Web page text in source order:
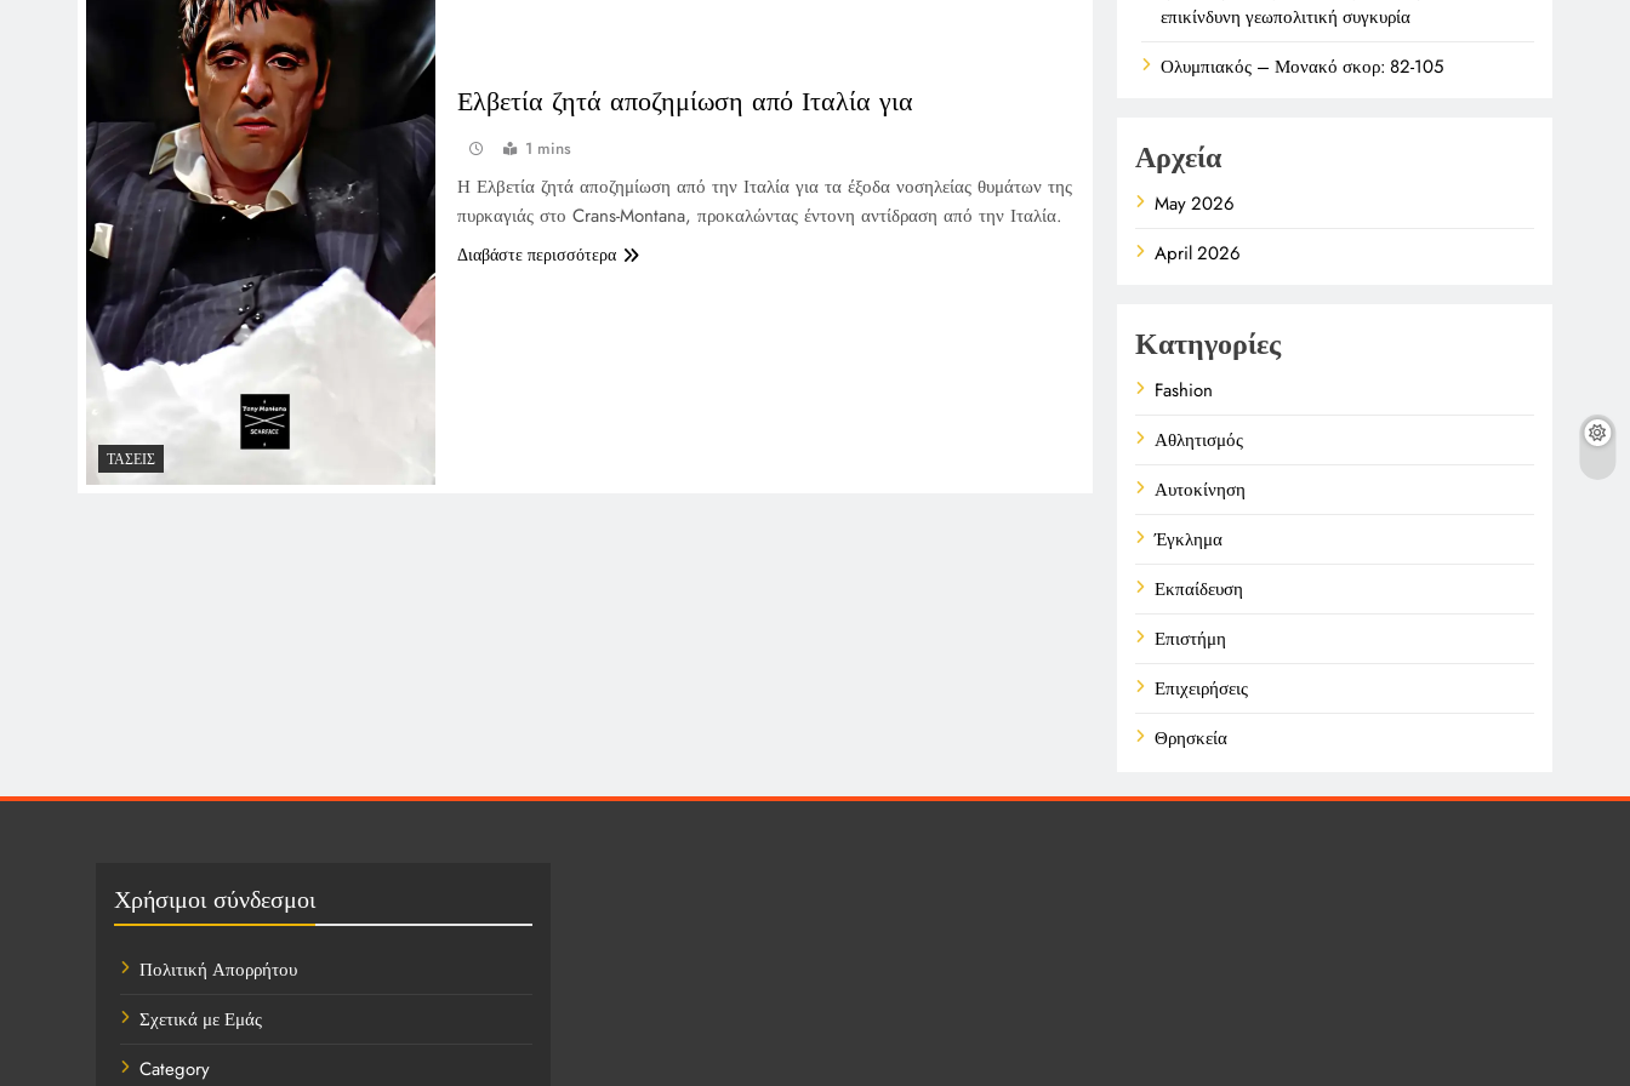
ΤΆΣΕΙΣ
Ελβετία ζητά αποζημίωση από Ιταλία για
1 mins
Η Ελβετία ζητά αποζημίωση από την Ιταλία για τα έξοδα νοσηλείας θυμάτων της
πυρκαγιάς στο Crans-Montana, προκαλώντας έντονη αντίδραση από την Ιταλία.
Διαβάστε περισσότερα
επικίνδυνη γεωπολιτική συγκυρία
Ολυμπιακός – Μονακό σκορ: 82-105
Αρχεία
May 2026
April 2026
Κατηγορίες
Fashion
Αθλητισμός
Αυτοκίνηση
Έγκλημα
Εκπαίδευση
Επιστήμη
Επιχειρήσεις
Θρησκεία
Χρήσιμοι σύνδεσμοι
Πολιτική Απορρήτου
Σχετικά με Εμάς
Category